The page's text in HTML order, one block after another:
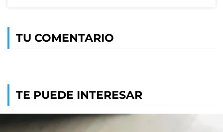
TU COMENTARIO
TE PUEDE INTERESAR